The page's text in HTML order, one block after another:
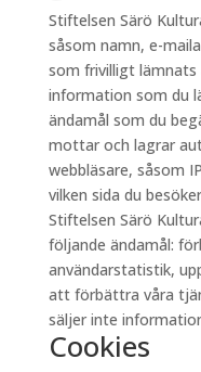
Stiftelsen Särö
såsom namn, e-
som frivilligt lämnats
information som du
ändamål som du
mottar och lagrar
webbläsare, såsom
vilken sida du
Stiftelsen Särö
följande ändamål:
användarstatistik,
att förbättra våra
säljer inte
Cookies